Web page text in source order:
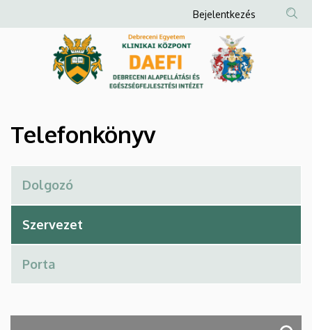
Debreceni
és
Egészségfejlesztési
Intézet
a
Anonim
Felhasználói
fiók
menüje
Bejelentkezés
Telefonkönyv